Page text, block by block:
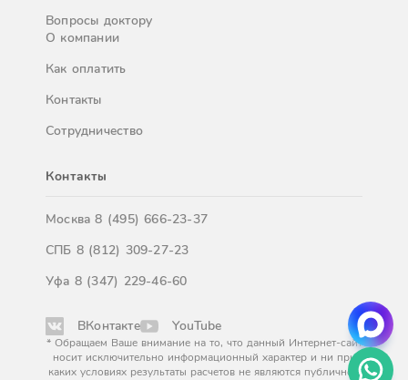
Вопросы доктору
О компании
Как оплатить
Контакты
Сотрудничество
Контакты
Москва8 (495) 666-23-37
СПБ 8 (812) 309-27-23
Уфа 8 (347) 229-46-60
ВКонтакте YouTube
* Обращаем Ваше внимание на то, что данный Интернет-сайт
носит исключительно информационный характер и ни при
каких условиях результаты расчетов не являются публичной